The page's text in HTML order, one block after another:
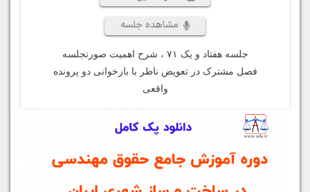
مشاهده جلسه
جلسه هفتاد و یک ۷۱ ، شرح اهمیت صورتجلسه
فصل مشترک در تعویض ناظر با بازخوانی دو پرونده
واقعی